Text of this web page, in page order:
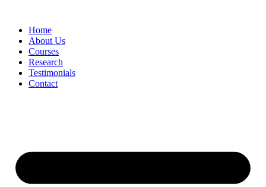
contentHome
About Us
Courses
Research
Testimonials
Contact